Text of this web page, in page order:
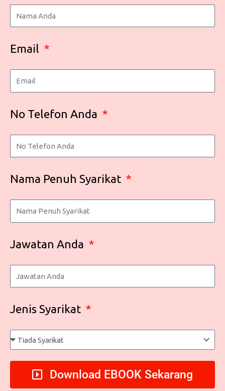
Email
No Telefon Anda
Nama Penuh Syarikat
Jawatan Anda
Jenis Syarikat
Download EBOOK Sekarang​